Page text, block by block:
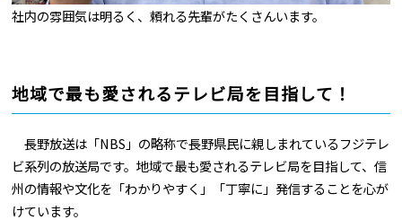
社内の雰囲気は明るく、頼れる先輩がたくさんいます。
地域で最も愛されるテレビ局を目指して！
長野放送は「NBS」の略称で長野県民に親しまれているフジテレ
ビ系列の放送局です。地域で最も愛されるテレビ局を目指して、信
州の情報や文化を「わかりやすく」「丁寧に」発信することを心が
けています。